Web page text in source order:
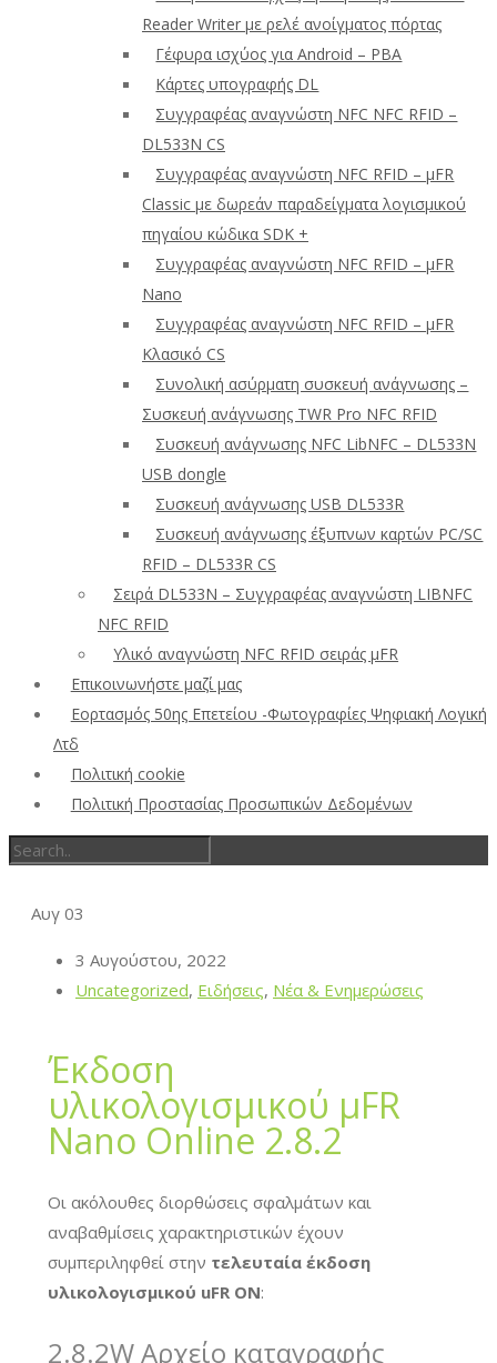
Reader Writer με ρελέ ανοίγματος πόρτας
Γέφυρα ισχύος για Android – PBA
Κάρτες υπογραφής DL
Συγγραφέας αναγνώστη NFC NFC RFID –
DL533N CS
Συγγραφέας αναγνώστη NFC RFID – μFR
Classic με δωρεάν παραδείγματα λογισμικού
πηγαίου κώδικα SDK +
Συγγραφέας αναγνώστη NFC RFID – μFR
Nano
Συγγραφέας αναγνώστη NFC RFID – μFR
Κλασικό CS
Συνολική ασύρματη συσκευή ανάγνωσης –
Συσκευή ανάγνωσης TWR Pro NFC RFID
Συσκευή ανάγνωσης NFC LibNFC – DL533N
USB dongle
Συσκευή ανάγνωσης USB DL533R
Συσκευή ανάγνωσης έξυπνων καρτών PC/SC
RFID – DL533R CS
Σειρά DL533N – Συγγραφέας αναγνώστη LIBNFC
NFC RFID
Υλικό αναγνώστη NFC RFID σειράς μFR
Επικοινωνήστε μαζί μας
Εορτασμός 50ης Επετείου -Φωτογραφίες Ψηφιακή Λογική
Λτδ
Πολιτική cookie
Πολιτική Προστασίας Προσωπικών Δεδομένων
Αυγ 03
3 Αυγούστου, 2022
Uncategorized, Ειδήσεις, Νέα & Ενημερώσεις
Έκδοση
υλικολογισμικού μFR
Nano Online 2.8.2
Οι ακόλουθες διορθώσεις σφαλμάτων και
αναβαθμίσεις χαρακτηριστικών έχουν
συμπεριληφθεί στην τελευταία έκδοση
υλικολογισμικού uFR ON:
2.8.2W Αρχείο καταγραφής